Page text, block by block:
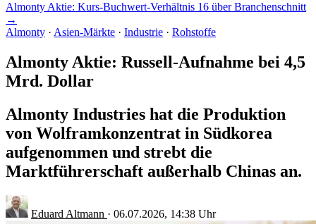
Almonty Aktie: Kurs-Buchwert-Verhältnis 16 über Branchenschnitt
→
Almonty · Asien-Märkte · Industrie · Rohstoffe
Almonty Aktie: Russell-Aufnahme bei 4,5
Mrd. Dollar
Almonty Industries hat die Produktion
von Wolframkonzentrat in Südkorea
aufgenommen und strebt die
Marktführerschaft außerhalb Chinas an.
Eduard Altmann · 06.07.2026, 14:38 Uhr